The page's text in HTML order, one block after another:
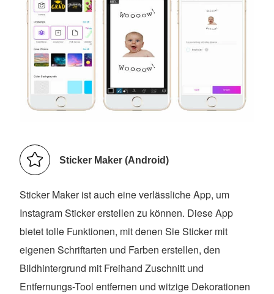
Sticker Maker (Android)
Sticker Maker ist auch eine verlässliche App, um
Instagram Sticker erstellen zu können. Diese App
bietet tolle Funktionen, mit denen Sie Sticker mit
eigenen Schriftarten und Farben erstellen, den
Bildhintergrund mit Freihand Zuschnitt und
Entfernungs-Tool entfernen und witzige Dekorationen